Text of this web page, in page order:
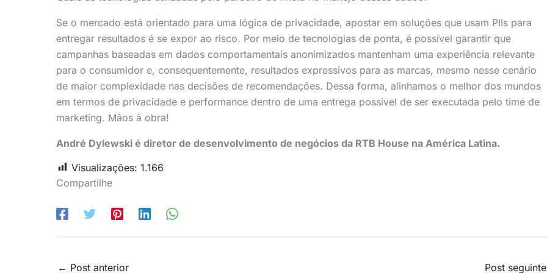
Se o mercado está orientado para uma lógica de privacidade, apostar em soluções que usam PIIs para
entregar resultados é se expor ao risco. Por meio de tecnologias de ponta, é possível garantir que
campanhas baseadas em dados comportamentais anonimizados mantenham uma experiência relevante
para o consumidor e, consequentemente, resultados expressivos para as marcas, mesmo nesse cenário
de maior complexidade nas decisões de recomendações. Dessa forma, alinhamos o melhor dos mundos
em termos de privacidade e performance dentro de uma entrega possível de ser executada pelo time de
marketing. Mãos à obra!
André Dylewski é diretor de desenvolvimento de negócios da RTB House na América Latina.
Visualizações: 1.166
Compartilhe
← Post anterior Post